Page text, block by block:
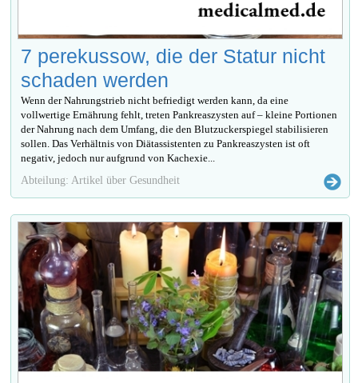
7 perekussow, die der Statur nicht
schaden werden
Wenn der Nahrungstrieb nicht befriedigt werden kann, da eine
vollwertige Ernährung fehlt, treten Pankreaszysten auf – kleine Portionen
der Nahrung nach dem Umfang, die den Blutzuckerspiegel stabilisieren
sollen. Das Verhältnis von Diätassistenten zu Pankreaszysten ist oft
negativ, jedoch nur aufgrund von Kachexie...
Abteilung: Artikel über Gesundheit